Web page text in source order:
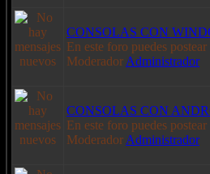
CONSOLAS CON
En este foro puedes
Moderador Administrador
CONSOLAS CON
En este foro puedes
Moderador Administrador